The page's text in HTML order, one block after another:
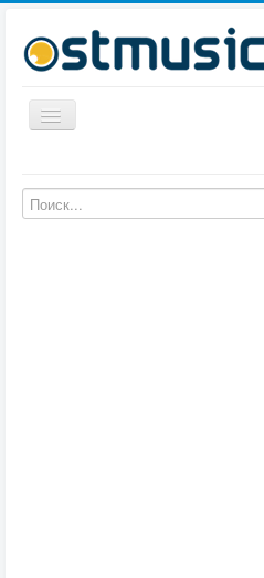
Включить/выключить навигацию
Музыка из мультфильмов